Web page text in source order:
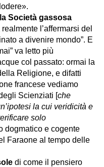
Società gassosa
l’affermarsi del
a divenire mondo”. E
va letto più
col passato: ormai la
Religione, e difatti
francese vediamo
Scienziati [che
la cui veridicità e
solo
dogmatico e cogente
Faraone al tempo delle
di come il pensiero